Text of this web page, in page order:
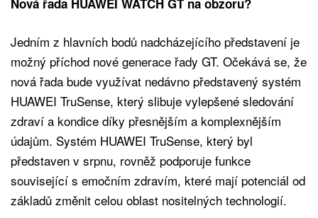
Jedním z hlavních bodů nadcházejícího představení je
možný příchod nové generace řady GT. Očekává se, že
nová řada bude využívat nedávno představený systém
HUAWEI TruSense, který slibuje vylepšené sledování
zdraví a kondice díky přesnějším a komplexnějším
údajům. Systém HUAWEI TruSense, který byl
představen v srpnu, rovněž podporuje funkce
související s emočním zdravím, které mají potenciál od
základů změnit celou oblast nositelných technologií.